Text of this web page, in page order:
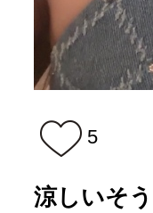
5
涼しいそ